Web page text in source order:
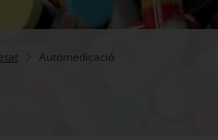
Automedicació